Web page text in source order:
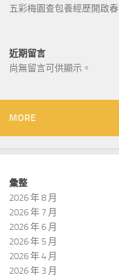
五彩梅園查包養經歷開啟
近期留言
尚無留言可供顯示。
MORE
彙整
2026 年 8 月
2026 年 7 月
2026 年 6 月
2026 年 5 月
2026 年 4 月
2026 年 3 月